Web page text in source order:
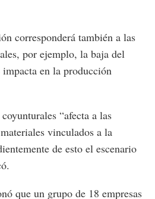
corresponderá también a las
por ejemplo, la baja del
en la producción
“afecta a las
vinculados a la
de esto el escenario
que un grupo de 18 empresas